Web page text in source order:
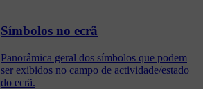
Símbolos no ecrã
Panorâmica geral dos símbolos que podem
ser exibidos no campo de actividade/estado
do ecrã.